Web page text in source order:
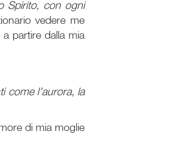
Spirito, con ogni
vedere me
partire dalla mia
come l’aurora, la
di mia moglie